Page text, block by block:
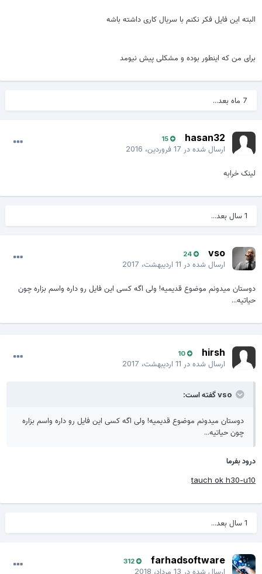
البته این فایل فکر نکنم با سریال کاری داشته باشه
برای من که اینطور بوده و مشکلی پیش نیومد
hasan32
15
ارسال شده در17 فروردین، 2016
لینک خرابه
vso
24
ارسال شده در11 اردیبهشت، 2017
دوستان میدونم موضوع قدیمیه! ولی اگه کسی این فایل رو داره واسم بزاره چون
حیاتیه...
hirsh
10
ارسال شده در11 اردیبهشت، 2017
vso گفته است:
دوستان میدونم موضوع قدیمیه! ولی اگه کسی این فایل رو داره واسم بزاره
چون حیاتیه...
درود بفرما
tauch ok h30-u10
farhadsoftware
312
ارسال شده در13 مرداد، 2018